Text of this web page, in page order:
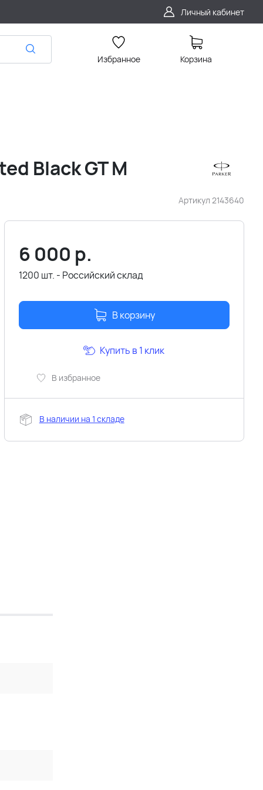
Личный кабинет
Избранное Корзина
Артикул 2143640
Black GT M
6 000 р.
1200 шт. - Российский склад
В корзину
В избранное
Купить в 1 клик
В наличии на 1 складе